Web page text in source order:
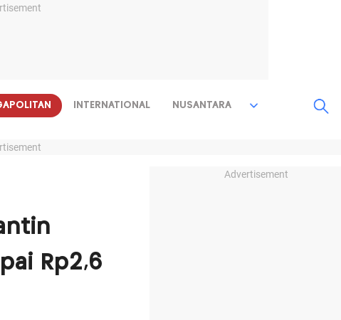
INTERNATIONAL NUSANTARA
Rp2,6
Advertisement